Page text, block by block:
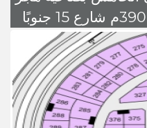
رقم 326-1/ب المساحة 390م شارع 15 جنوبًا